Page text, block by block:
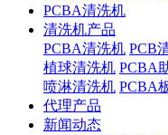
PCBA清洗机
清洗机产品
PCBA清洗机 PCB
植球清洗机 PCBA
喷淋清洗机 PCBA
代理产品
新闻动态